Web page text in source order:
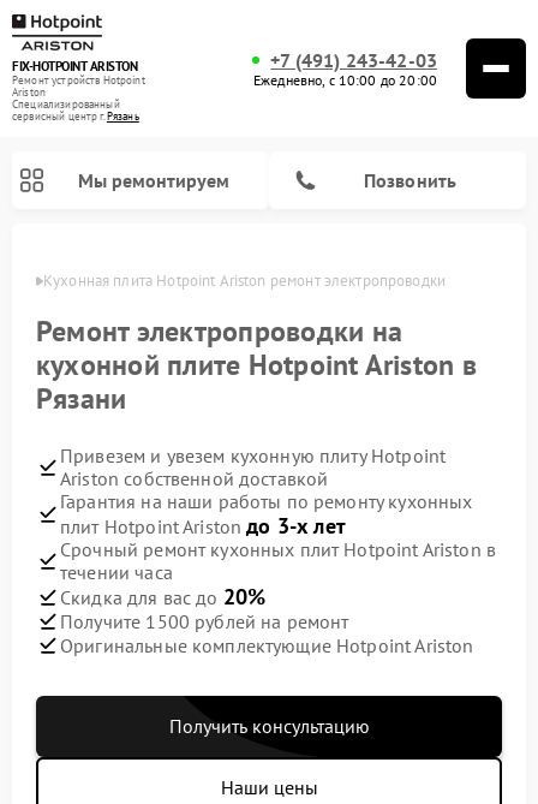
FIX-HOTPOINT ARISTON
Ремонт устройств Hotpoint
Ariston
Специализированный
cервисный центр г.Рязань
+7 (491) 243-42-03
Ежедневно, с 10:00 до 20:00
Мы ремонтируем Позвонить
Кухонная плита Hotpoint Ariston ремонт электропроводки
Ремонт электропроводки на
кухонной плите Hotpoint Ariston в
Рязани
Привезем и увезем кухонную плиту Hotpoint
Ariston собственной доставкой
Гарантия на наши работы по ремонту кухонных
плит Hotpoint Aristonдо 3-х лет
Срочный ремонт кухонных плит Hotpoint Ariston в
течении часа
Скидка для вас до 20%
Получите 1500 рублей на ремонт
Оригинальные комплектующие Hotpoint Ariston
Получить консультацию
Наши цены